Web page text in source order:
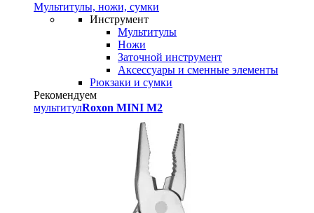
Мультитулы, ножи, сумки
Инструмент
Мультитулы
Ножи
Заточной инструмент
Аксессуары и сменные элементы
Рюкзаки и сумки
Рекомендуем
мультитулRoxon MINI M2